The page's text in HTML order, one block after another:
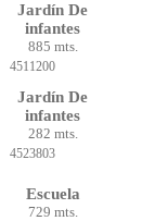
Jardín De
infantes
885 mts.
4511200
Jardín De
infantes
282 mts.
4523803
Escuela
729 mts.